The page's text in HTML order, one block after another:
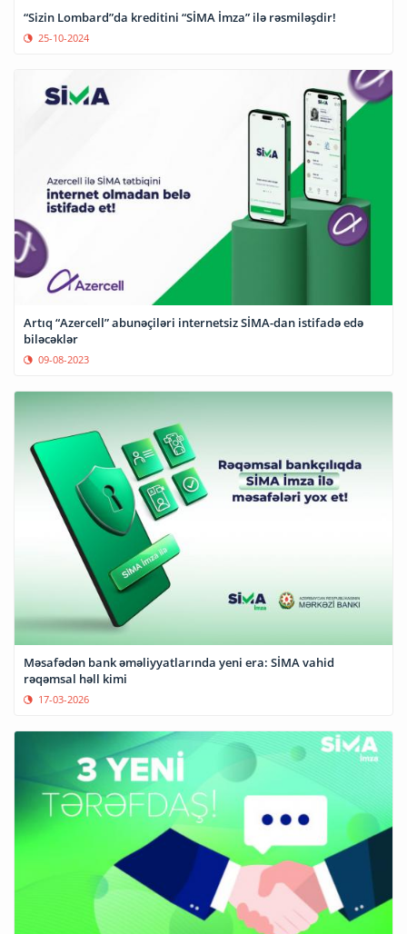
“Sizin Lombard”da kreditini “SİMA İmza” ilə rəsmiləşdir!
25-10-2024
Artıq “Azercell” abunəçiləri internetsiz SİMA-dan istifadə edə
biləcəklər
09-08-2023
Məsafədən bank əməliyyatlarında yeni era: SİMA vahid
rəqəmsal həll kimi
17-03-2026